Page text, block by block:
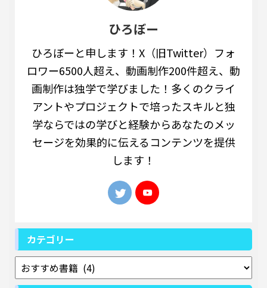
ひろぼー
ひろぼーと申します！X（旧Twitter）フォ
ロワー6500人超え、動画制作200件超え、動
画制作は独学で学びました！多くのクライ
アントやプロジェクトで培ったスキルと独
学ならではの学びと経験からあなたのメッ
セージを効果的に伝えるコンテンツを提供
します！
カテゴリー